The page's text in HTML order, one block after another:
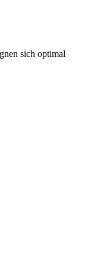
sich optimal